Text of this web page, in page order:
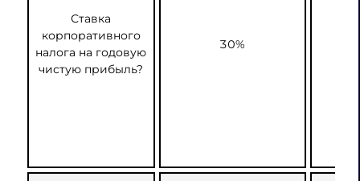
Ставка
корпоративного
налога на годовую
чистую прибыль?
30%